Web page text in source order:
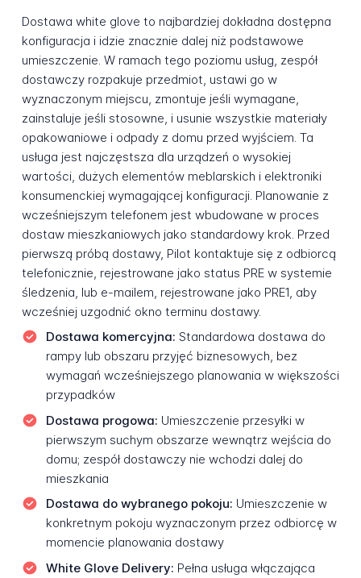
Dostawa white glove to najbardziej dokładna dostępna
konfiguracja i idzie znacznie dalej niż podstawowe
umieszczenie. W ramach tego poziomu usług, zespół
dostawczy rozpakuje przedmiot, ustawi go w
wyznaczonym miejscu, zmontuje jeśli wymagane,
zainstaluje jeśli stosowne, i usunie wszystkie materiały
opakowaniowe i odpady z domu przed wyjściem. Ta
usługa jest najczęstsza dla urządzeń o wysokiej
wartości, dużych elementów meblarskich i elektroniki
konsumenckiej wymagającej konfiguracji. Planowanie z
wcześniejszym telefonem jest wbudowane w proces
dostaw mieszkaniowych jako standardowy krok. Przed
pierwszą próbą dostawy, Pilot kontaktuje się z odbiorcą
telefonicznie, rejestrowane jako status PRE w systemie
śledzenia, lub e-mailem, rejestrowane jako PRE1, aby
wcześniej uzgodnić okno terminu dostawy.
Dostawa komercyjna: Standardowa dostawa do
rampy lub obszaru przyjęć biznesowych, bez
wymagań wcześniejszego planowania w większości
przypadków
Dostawa progowa: Umieszczenie przesyłki w
pierwszym suchym obszarze wewnątrz wejścia do
domu; zespół dostawczy nie wchodzi dalej do
mieszkania
Dostawa do wybranego pokoju: Umieszczenie w
konkretnym pokoju wyznaczonym przez odbiorcę w
momencie planowania dostawy
White Glove Delivery: Pełna usługa włączająca